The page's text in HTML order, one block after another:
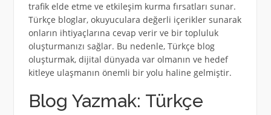
trafik elde etme ve etkileşim kurma fırsatları sunar.
Türkçe bloglar, okuyuculara değerli içerikler sunarak
onların ihtiyaçlarına cevap verir ve bir topluluk
oluşturmanızı sağlar. Bu nedenle, Türkçe blog
oluşturmak, dijital dünyada var olmanın ve hedef
kitleye ulaşmanın önemli bir yolu haline gelmiştir.
Blog Yazmak: Türkçe